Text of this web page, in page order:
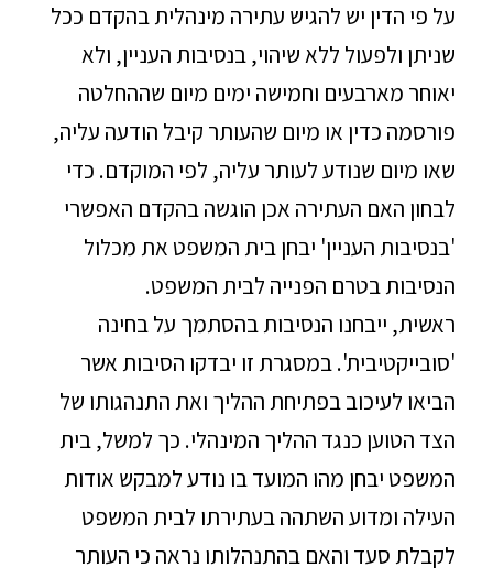
על פי הדין יש להגיש עתירה מינהלית בהקדם ככל
שניתן ולפעול ללא שיהוי, בנסיבות העניין, ולא
יאוחר מארבעים וחמישה ימים מיום שההחלטה
פורסמה כדין או מיום שהעותר קיבל הודעה עליה,
שאו מיום שנודע לעותר עליה, לפי המוקדם. כדי
לבחון האם העתירה אכן הוגשה בהקדם האפשרי
'בנסיבות העניין' יבחן בית המשפט את מכלול
הנסיבות בטרם הפנייה לבית המשפט.
ראשית, ייבחנו הנסיבות בהסתמך על בחינה
'סובייקטיבית'. במסגרת זו יבדקו הסיבות אשר
הביאו לעיכוב בפתיחת ההליך ואת התנהגותו של
הצד הטוען כנגד ההליך המינהלי. כך למשל, בית
המשפט יבחן מהו המועד בו נודע למבקש אודות
העילה ומדוע השתהה בעתירתו לבית המשפט
לקבלת סעד והאם בהתנהלותו נראה כי העותר